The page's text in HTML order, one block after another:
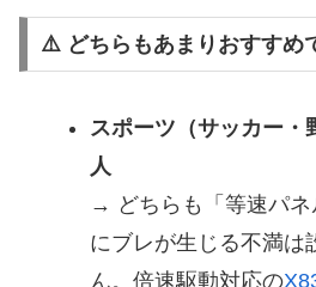
⚠️ どちらもあまりおすすめ
スポーツ（サッカー・
人
→ どちらも「等速パネ
にブレが生じる不満は
ん。倍速駆動対応の